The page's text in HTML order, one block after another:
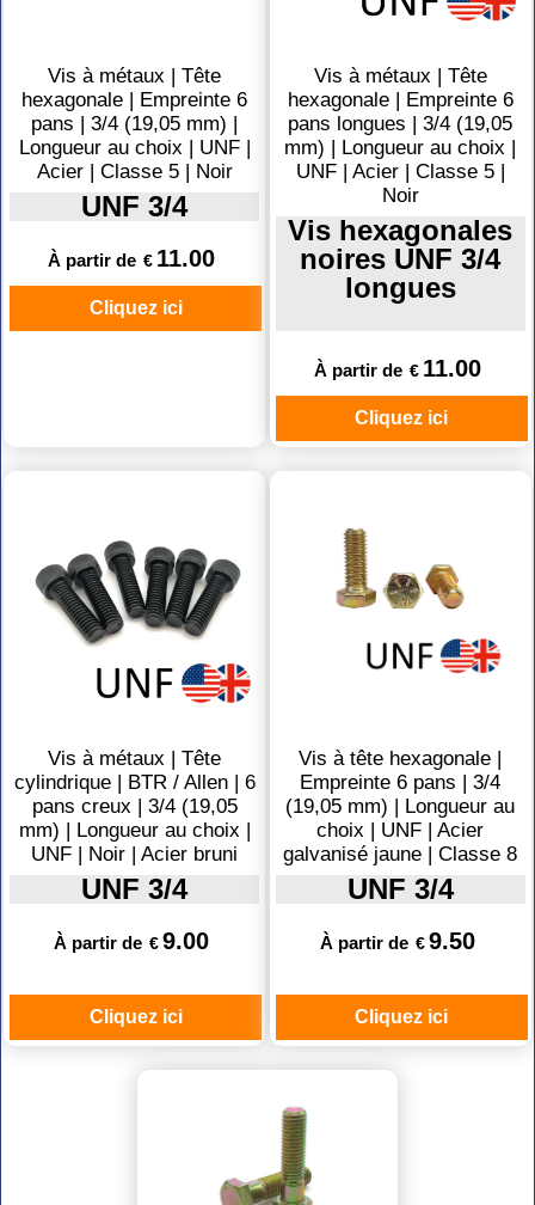
Vis à métaux | Tête
hexagonale | Empreinte 6
pans | 3/4 (19,05 mm) |
Longueur au choix | UNF |
Acier | Classe 5 | Noir
UNF 3/4
À partir de € 11.00
Cliquez ici
Vis à métaux | Tête
hexagonale | Empreinte 6
pans longues | 3/4 (19,05
mm) | Longueur au choix |
UNF | Acier | Classe 5 |
Noir
Vis hexagonales
noires UNF 3/4
longues
À partir de € 11.00
Cliquez ici
Vis à métaux | Tête
cylindrique | BTR / Allen | 6
pans creux | 3/4 (19,05
mm) | Longueur au choix |
UNF | Noir | Acier bruni
UNF 3/4
À partir de € 9.00
Cliquez ici
Vis à tête hexagonale |
Empreinte 6 pans | 3/4
(19,05 mm) | Longueur au
choix | UNF | Acier
galvanisé jaune | Classe 8
UNF 3/4
À partir de € 9.50
Cliquez ici